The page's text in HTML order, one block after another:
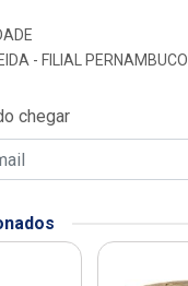
- FILIAL PERNAMBUCO
chegar